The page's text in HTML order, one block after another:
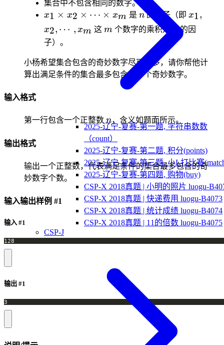
2025-辽宁-复赛-第一题, 字符串数数
（count）
2025-辽宁-复赛-第二题, 积分(points)
2025-辽宁-复赛-第三题, 小L打比赛
2025-辽宁-复赛-第四题, 购物(buy)
CSP-X 2018真题 | 小明的照片 luogu-
CSP-X 2018真题 | 快递费用 luogu-B4073
CSP-X 2018真题 | 统计成绩 luogu-B4074
CSP-X 2018真题 | 11的倍数 luogu-B4075
CSP-J
集合中不包含相同的数字。
x_1\times
x_2\times
\cdots\times
x_m
x1 × x2 × ⋯ × xm 是 n
n的因子（即 x1,
x2, ⋯ , xm 这 m
m个数字的乘积是 n的因
子）。
小杨希望集合包含的奇妙数字尽可能多，请你帮他计
算出满足条件的集合最多包含多少个奇妙数字。
输入格式
第一行包含一个正整数 n
n，含义如题面所示。
输出格式
输出一个正整数，代表满足条件的集合最多包含的奇
妙数字个数。
输入输出样例 #1
输入 #1
128
输出 #1
3